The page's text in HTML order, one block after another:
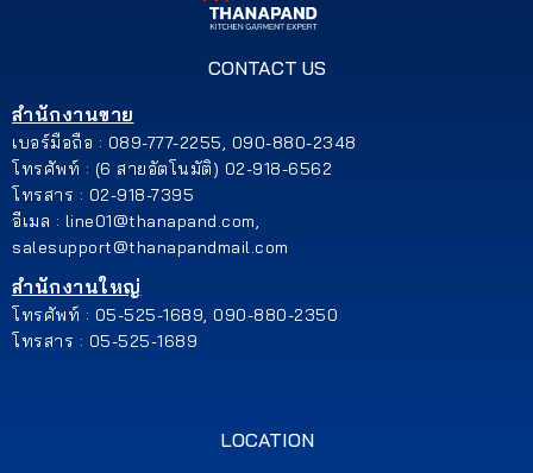
เรา
ติดต่อ
เรา
CONTACT US
สำนักงานขาย
เบอร์มือถือ : 089-777-2255, 090-880-2348
โทรศัพท์ : (6 สายอัตโนมัติ) 02-918-6562
โทรสาร : 02-918-7395
อีเมล : line01@thanapand.com,
salesupport@thanapandmail.com
สำนักงานใหญ่
โทรศัพท์ : 05-525-1689, 090-880-2350
โทรสาร : 05-525-1689
LOCATION